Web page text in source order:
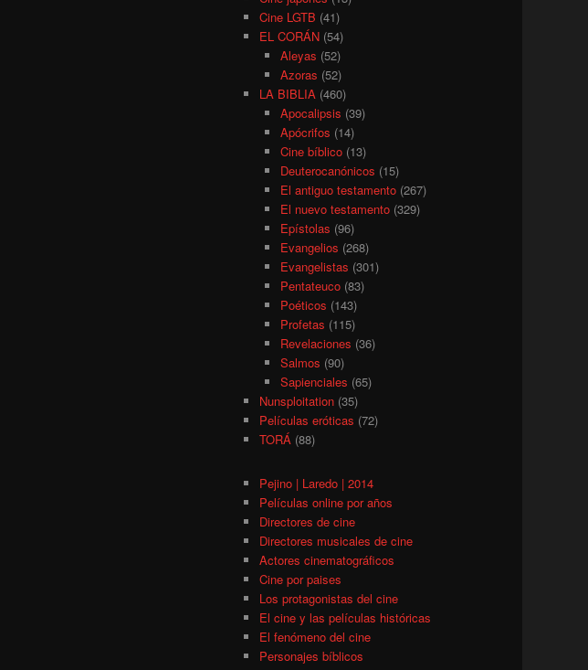
Cine LGTB (41)
EL CORÁN (54)
Aleyas (52)
Azoras (52)
LA BIBLIA (460)
Apocalipsis (39)
Apócrifos (14)
Cine bíblico(13)
Deuterocanónicos (15)
El antiguo testamento(267)
El nuevo testamento(329)
Epístolas (96)
Evangelios (268)
Evangelistas (301)
Pentateuco(83)
Poéticos (143)
Profetas (115)
Revelaciones (36)
Salmos (90)
Sapienciales (65)
Nunsploitation (35)
Películas eróticas (72)
TORÁ (88)
Pejino | Laredo | 2014
Películas online por años
Directores de cine
Directores musicales de cine
Actores cinematográficos
Cine por paises
Los protagonistas del cine
El cine y las películas históricas
El fenómeno del cine
Personajes bíblicos